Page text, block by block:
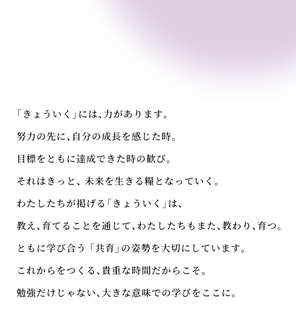
「きょういく」には、力があります。
努力の先に、自分の成長を感じた時。
目標をともに達成できた時の歓び。
それはきっと、 未来を生きる糧となっていく。
わたしたちが掲げる 「きょういく」は、
教え、育てることを通じて、 わたしたちもまた、教わり、育つ。
ともに学び合う 「共育」の姿勢を大切にしています。
これからをつくる、貴重な時間だからこそ。
勉強だけじゃない、 大きな意味での学びをここに。